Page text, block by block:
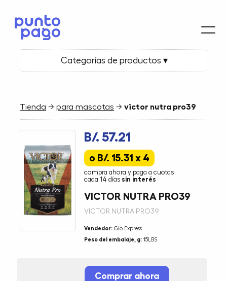
Categorías de productos ▾
Tienda →para mascotas →victor nutra pro39
B/. 57.21
o B/. 15.31 x 4
compra ahora y paga a cuotas
cada 14 días sin interés
VICTOR NUTRA PRO39
VICTOR NUTRA PRO39
Vendedor: Gio Express
Peso del embalaje, g: 15LBS
Comprar ahora